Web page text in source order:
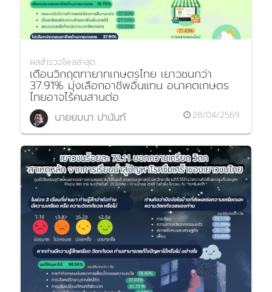
ผลสำรวจโพลล่าสุด
เตือนวิกฤตทายาทเกษตรไทย เยาวชนกว่า
37.91% มุ่งเลือกอาชีพอื่นแทน อนาคตเกษตร
ไทยอาจไร้คนสานต่อ
นายยมนา ปานันท์ 28/04/2569